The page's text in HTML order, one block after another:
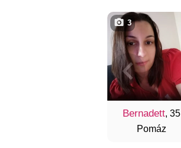
Bernadett, 35
Pomáz
3